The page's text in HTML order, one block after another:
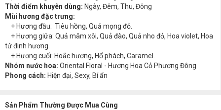
Thời điểm khuyên dùng: Ngày, Đêm, Thu, Đông
Mùi hương đặc trưng:
+ Hương đầu: Tiêu hồng, Quả mọng đỏ.
+ Hương giữa: Quả mâm xôi, Quả đào, Quả nho đỏ, Hoa violet, Hoa
tử đinh hương.
+ Hương cuối: Hoắc hương, Hổ phách, Caramel.
Nhóm nước hoa: Oriental Floral - Hương Hoa Cỏ Phương Đông
Phong cách: Hiện đại, Sexy, Bí ẩn
Sản Phẩm Thường Được Mua Cùng